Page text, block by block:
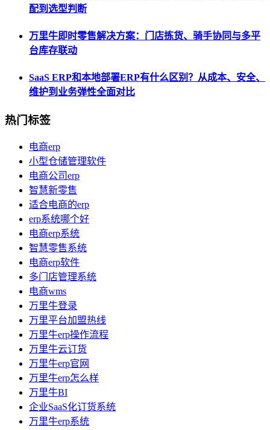
配到选型判断
万里牛即时零售解决方案：门店拣货、骑手协同与多平
台库存联动
SaaS ERP和本地部署ERP有什么区别？从成本、安全、
维护到业务弹性全面对比
热门标签
电商erp
小型仓储管理软件
电商公司erp
智慧新零售
适合电商的erp
erp系统哪个好
电商erp系统
智慧零售系统
电商erp软件
多门店管理系统
电商wms
万里牛登录
万里平台加盟热线
万里牛erp操作流程
万里牛云订货
万里牛erp官网
万里牛erp怎么样
万里牛BI
企业SaaS化订货系统
万里牛erp系统